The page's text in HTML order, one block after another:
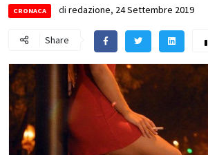
CRONACA di redazione, 24 Settembre 2019
Share